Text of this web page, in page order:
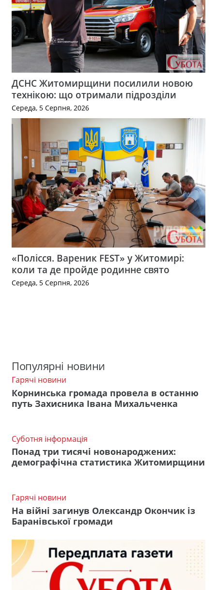
ДСНС Житомирщини посилили новою
технікою: що отримали підрозділи
Середа, 5 Серпня, 2026
«Полісся. Вареник FEST» у Житомирі:
коли та де пройде родинне свято
Середа, 5 Серпня, 2026
Популярні новини
Гарячі новини
Корнинська громада провела в останню
путь Захисника Івана Михальченка
Суботня інформація
Понад три тисячі новонароджених:
демографічна статистика Житомирщини
Гарячі новини
На війні загинув Олександр Окончик із
Баранівської громади